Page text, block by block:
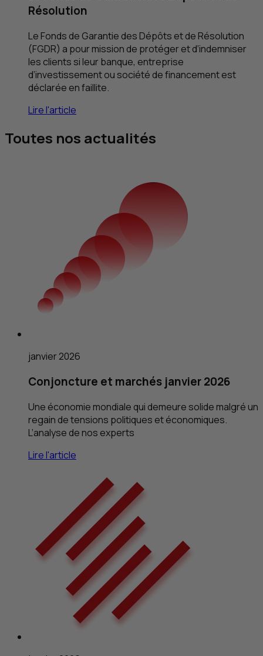
Résolution
Le Fonds de Garantie des Dépôts et de Résolution
(FGDR) a pour mission de protéger et d’indemniser
les clients si leur banque, entreprise
d’investissement ou société de financement est
déclarée en faillite.
Lire l'article
Toutes nos actualités
janvier 2026
Conjoncture et marchés janvier 2026
Une économie mondiale qui demeure solide malgré un
regain de tensions politiques et économiques.
L’analyse de nos experts
Lire l'article